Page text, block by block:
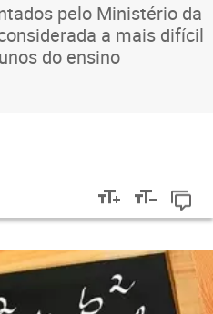
pelo Ministério da
a mais difícil
do ensino